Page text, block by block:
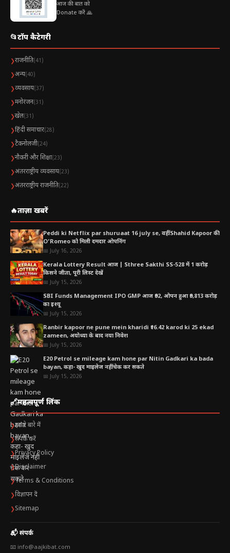
आज की बात को
Donate करें 🙏
📂टॉप कैटेगरी
❯राजनीति(41)
❯अन्य(40)
❯व्यवसाय(37)
❯मनोरंजन(31)
❯खेल(31)
❯हिंदी समाचार(28)
❯टैकनोलजी(24)
❯नौकरी और शिक्षा(23)
❯अंतरराष्ट्रीय व्यवसाय(23)
❯अंतरराष्ट्रीय राजनीति(22)
🔥ताज़ा खबरें
Peddi ki Netflix par shuruaat 16 july se, वहीं Shahid Kapoor की
O’Romeo को मिली दमदार ओपनिंग
📅 July 16, 2026
Kerala Lottery Result आज | Sthree Sakthi SS-528 में 1 करोड़
किसने जीता, पूरी लिस्ट देखें
📅 July 15, 2026
SBI Funds Management IPO GMP आज ₹92, ओपन हुआ ₹9,813 करोड़
का इश्यू
📅 July 15, 2026
Ranbir kapoor ne pune mein kharidi ₹16.42 karod ki 25 ekad
zameen, अयोध्या के बाद नया निवेश
📅 July 15, 2026
E20 Petrol se mileage kam hone par Nitin Gadkari ka bada
bayan, कहा- खुद माइलेज नहीं चेक कर सकते
📅 July 15, 2026
🔗महत्वपूर्ण लिंक
❯हमारे बारे में
❯संपर्क करें
❯Privacy Policy
❯Disclaimer
❯Terms & Conditions
❯विज्ञापन दें
❯Sitemap
📬 संपर्क
📧 info@aajkibat.com